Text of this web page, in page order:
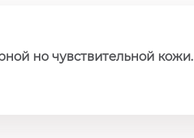
но чувствительной кожи.